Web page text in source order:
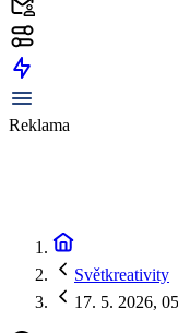
Reklama
Světkreativity
17. 5. 2026,